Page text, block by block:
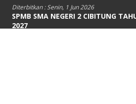
Diterbitkan :Senin, 1 Jun 2026
SPMB SMA NEGERI 2 CIBITUNG
2027